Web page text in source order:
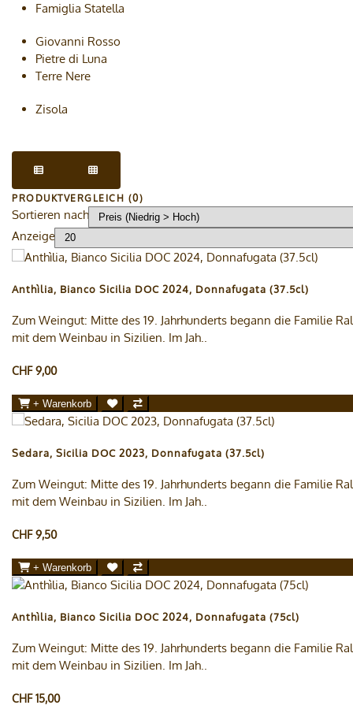
Famiglia Statella
Giovanni Rosso
Pietre di Luna
Terre Nere
Zisola
PRODUKTVERGLEICH (0)
Sortieren nach
Anzeige
Anthìlia, Bianco Sicilia DOC 2024, Donnafugata (37.5cl)
Zum Weingut: Mitte des 19. Jahrhunderts begann die Familie
mit dem Weinbau in Sizilien. Im Jah..
CHF 9,00
+ Warenkorb
Sedara, Sicilia DOC 2023, Donnafugata (37.5cl)
Zum Weingut: Mitte des 19. Jahrhunderts begann die Familie
mit dem Weinbau in Sizilien. Im Jah..
CHF 9,50
+ Warenkorb
Anthìlia, Bianco Sicilia DOC 2024, Donnafugata (75cl)
Zum Weingut: Mitte des 19. Jahrhunderts begann die Familie
mit dem Weinbau in Sizilien. Im Jah..
CHF 15,00